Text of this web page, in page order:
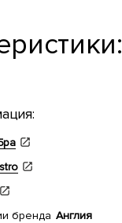
бренда Англия